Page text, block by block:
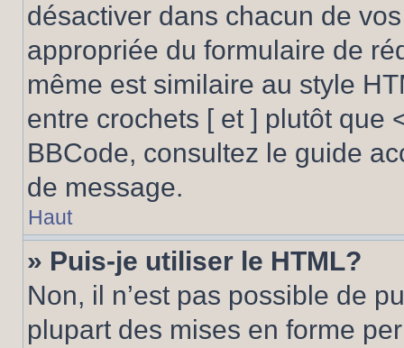
désactiver dans chacun de
appropriée du formulaire de
même est similaire au style
entre crochets [ et ] plutôt que
BBCode, consultez le guide
de message.
Haut
» Puis-je utiliser le HTML?
Non, il n’est pas possible de
plupart des mises en forme